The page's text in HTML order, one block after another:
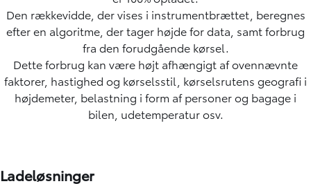
Den rækkevidde, der vises i instrumentbrættet, beregnes
efter en algoritme, der tager højde for data, samt forbrug
fra den forudgående kørsel.
Dette forbrug kan være højt afhængigt af ovennævnte
faktorer, hastighed og kørselsstil, kørselsrutens geografi i
højdemeter, belastning i form af personer og bagage i
bilen, udetemperatur osv.
Ladeløsninger